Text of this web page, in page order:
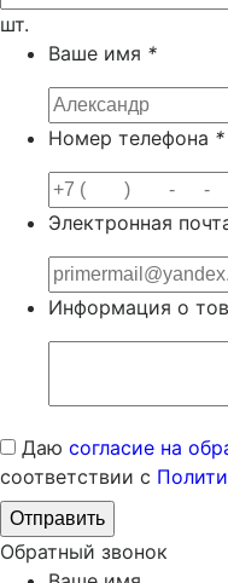
шт.
Ваше имя *
Номер телефона *
Электронная
Информация о
Даю согласие на
соответствии с
Обратный звонок